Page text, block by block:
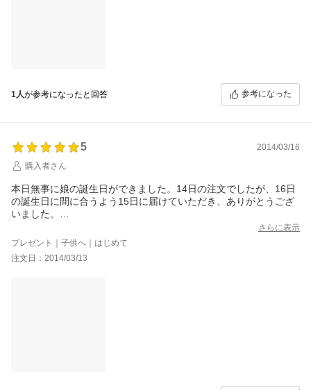
1人が参考になったと回答 参考になった
5
2014/03/16
購入者さん
本日無事に娘の誕生日ができました。14日の注文でしたが、16日
の誕生日に間に合うよう15日に届けていただき、ありがとうござ
いました。
娘とデコレーションをして、初めて食べましたが、卵不使用なの
に違和感なく、とってもフワフワでおいしかったです。
5人家族であっという間になくなってしまいました(笑)
送料がかかるので、4月の長女の誕生日用に二つ注文しましたが、
さらに表示
プレゼント｜子供へ｜はじめて
注文日：2014/03/13